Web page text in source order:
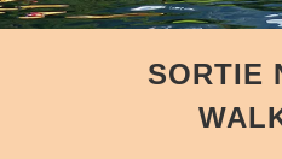
SORTIE